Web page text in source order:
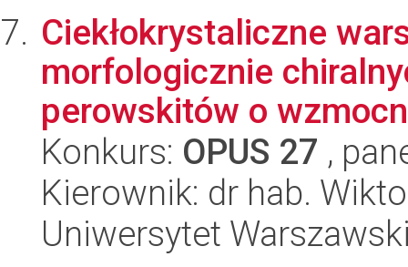
Ciekłokrystaliczne
morfologicznie
perowskitów o
Konkurs: OPUS 27 ,
Kierownik: dr hab.
Uniwersytet